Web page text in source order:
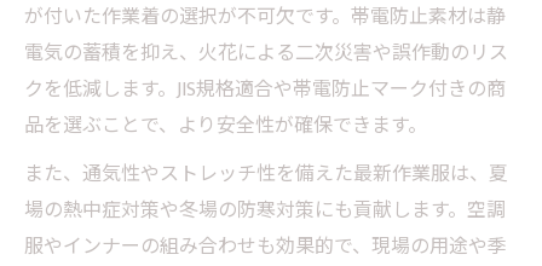
が付いた作業着の選択が不可欠です。帯電防止素材は静
電気の蓄積を抑え、火花による二次災害や誤作動のリス
クを低減します。JIS規格適合や帯電防止マーク付きの商
品を選ぶことで、より安全性が確保できます。
また、通気性やストレッチ性を備えた最新作業服は、夏
場の熱中症対策や冬場の防寒対策にも貢献します。空調
服やインナーの組み合わせも効果的で、現場の用途や季